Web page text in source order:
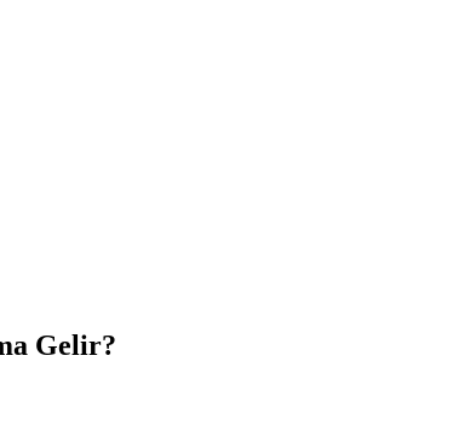
Gelir?